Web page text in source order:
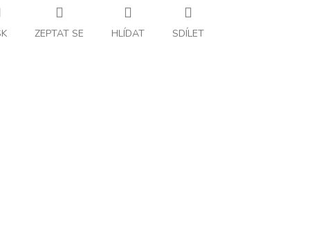
ZEPTAT SE HLÍDAT SDÍLET